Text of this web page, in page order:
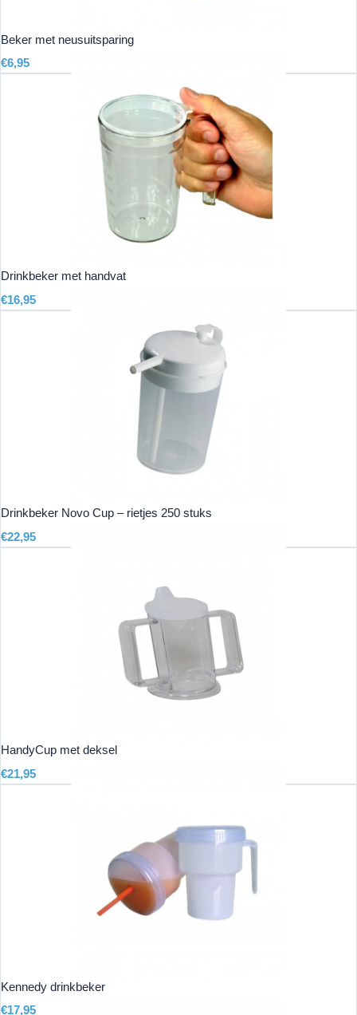
Beker met neusuitsparing
€6,95
Drinkbeker met handvat
€16,95
Drinkbeker Novo Cup – rietjes 250 stuks
€22,95
HandyCup met deksel
€21,95
Kennedy drinkbeker
€17,95